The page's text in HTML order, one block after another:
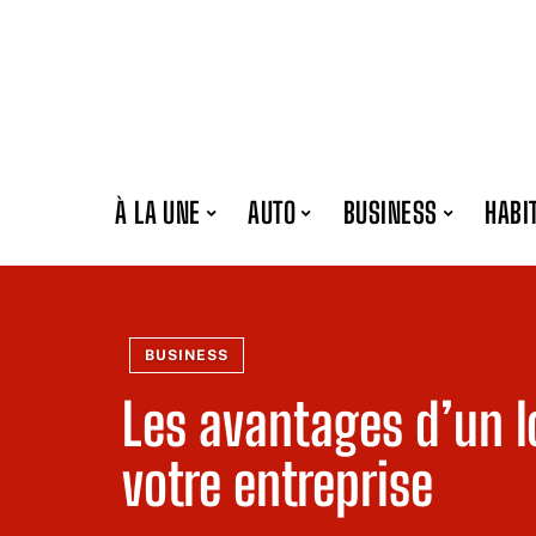
À LA UNE AUTO BUSINESS
BUSINESS
Les avantages d’un
votre entreprise